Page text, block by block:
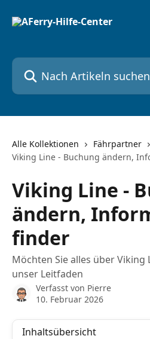
Nach Artikeln suchen …
Alle Kollektionen
Fährpartner
Viking Line - Buchung ändern,
Viking Line -
ändern,
finder
Möchten Sie alles über Viking
unser Leitfaden
Verfasst von Pierre
10. Februar 2026
Inhaltsübersicht